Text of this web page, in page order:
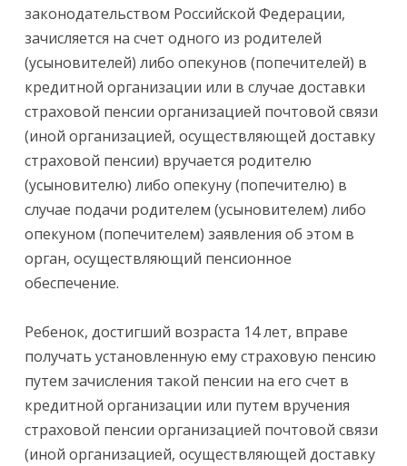
законодательством Российской Федерации,
зачисляется на счет одного из родителей
(усыновителей) либо опекунов (попечителей) в
кредитной организации или в случае доставки
страховой пенсии организацией почтовой связи
(иной организацией, осуществляющей доставку
страховой пенсии) вручается родителю
(усыновителю) либо опекуну (попечителю) в
случае подачи родителем (усыновителем) либо
опекуном (попечителем) заявления об этом в
орган, осуществляющий пенсионное
обеспечение.
Ребенок, достигший возраста 14 лет, вправе
получать установленную ему страховую пенсию
путем зачисления такой пенсии на его счет в
кредитной организации или путем вручения
страховой пенсии организацией почтовой связи
(иной организацией, осуществляющей доставку